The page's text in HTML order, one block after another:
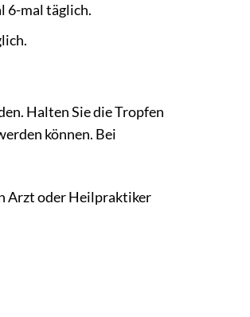
6-mal täglich.
Halten Sie die Tropfen
können. Bei
Arzt oder Heilpraktiker